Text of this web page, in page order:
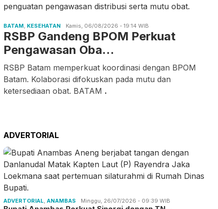
BATAM, KESEHATAN Kamis, 06/08/2026 - 19:14 WIB
RSBP Gandeng BPOM Perkuat
Pengawasan Oba…
RSBP Batam memperkuat koordinasi dengan BPOM
Batam. Kolaborasi difokuskan pada mutu dan
ketersediaan obat. BATAM .
ADVERTORIAL
ADVERTORIAL, ANAMBAS Minggu, 26/07/2026 - 09:39 WIB